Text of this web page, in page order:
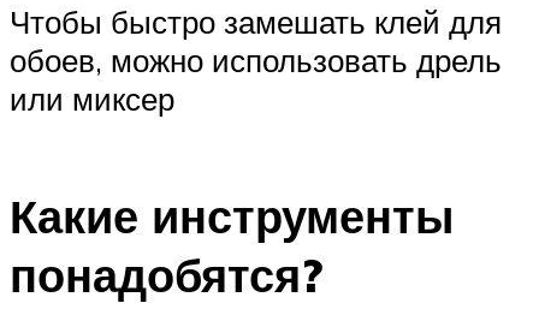
Чтобы быстро замешать клей для
обоев, можно использовать дрель
или миксер
Какие инструменты
понадобятся?